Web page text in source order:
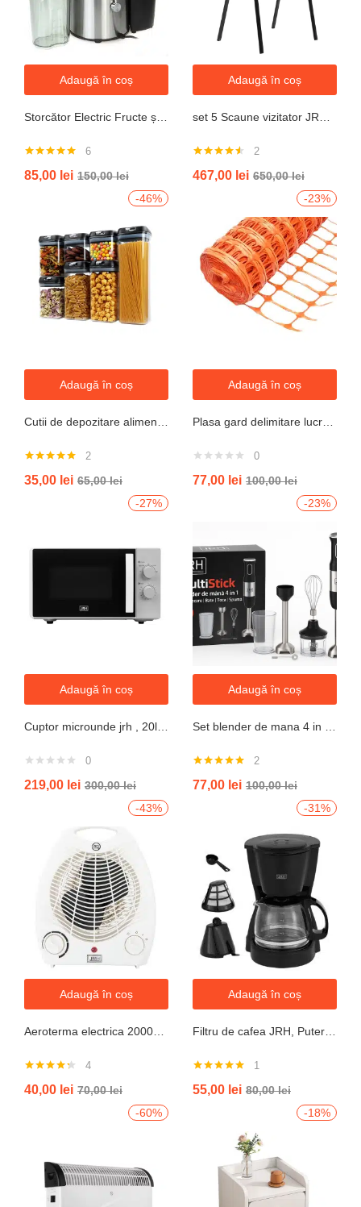
Adaugă în coș
5.00din 5
6
85,00 lei 150,00lei
Adaugă în coș
4.50din 5
2
467,00 lei 650,00lei
-46%
Adaugă în coș
5.00din 5
2
35,00 lei 65,00lei
-23%
Adaugă în coș
0
77,00 lei 100,00lei
-27%
Adaugă în coș
0
219,00 lei 300,00lei
-23%
Adaugă în coș
5.00din 5
2
77,00 lei 100,00lei
-43%
Adaugă în coș
4.25din 5
4
40,00 lei 70,00lei
-31%
Adaugă în coș
5.00din 5
1
55,00 lei 80,00lei
-60%
-18%